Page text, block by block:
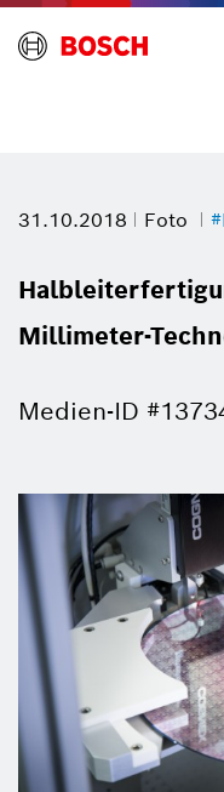
31.10.2018 Foto
Millimeter-
Medien-ID